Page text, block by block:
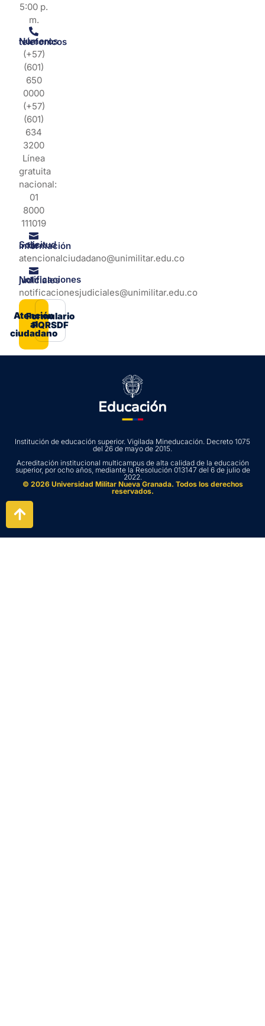
5:00 p.
m.
Números telefonicos
(+57)
(601)
650
0000
(+57)
(601)
634
3200
Línea
gratuita
nacional:
01
8000
111019
Solicitud de información
atencionalciudadano@unimilitar.edu.co
Notificaciones judiciales
notificacionesjudiciales@unimilitar.edu.co
Atención
al
ciudadano
Formulario
PQRSDF
Institución de educación superior. Vigilada Mineducación. Decreto 1075
del 26 de mayo de 2015.
Acreditación institucional multicampus de alta calidad de la educación
superior, por ocho años, mediante la Resolución 013147 del 6 de julio de
2022.
© 2026 Universidad Militar Nueva Granada. Todos los derechos
reservados.